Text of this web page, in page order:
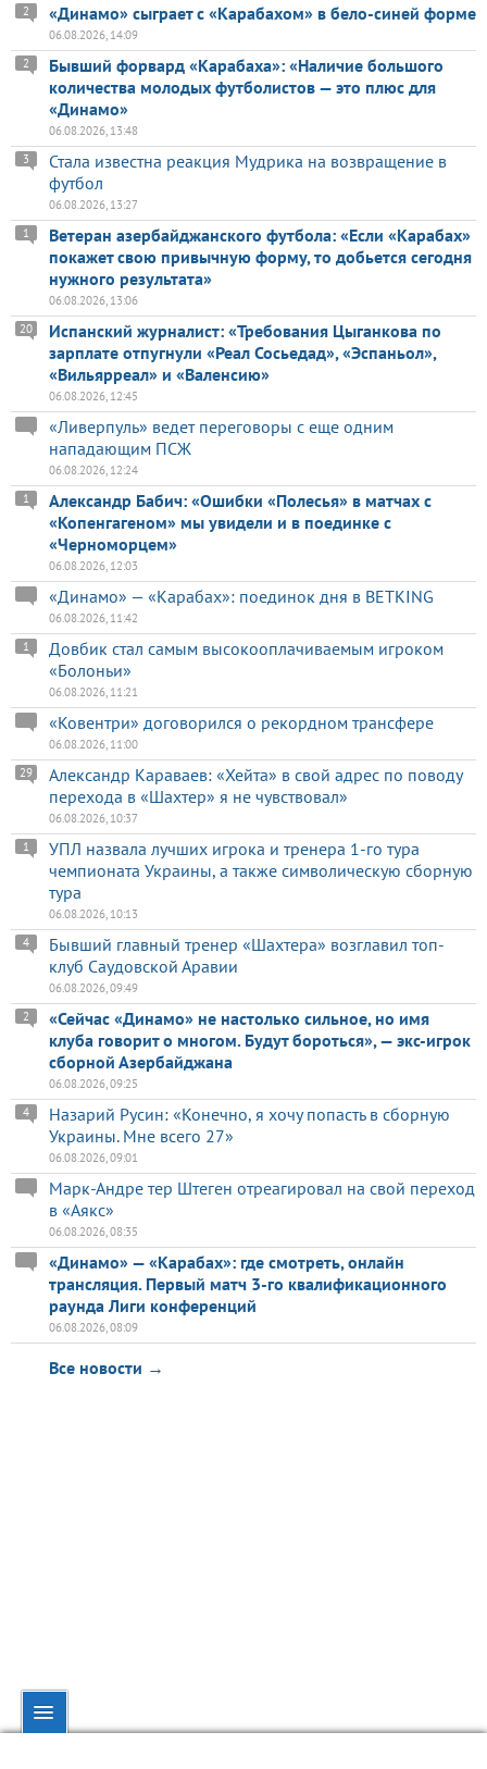
«Динамо» сыграет с «Карабахом» в бело-синей форме
2
06.08.2026, 14:09
Бывший форвард «Карабаха»: «Наличие большого
количества молодых футболистов — это плюс для
«Динамо»
2
06.08.2026, 13:48
Стала известна реакция Мудрика на возвращение в
футбол
3
06.08.2026, 13:27
Ветеран азербайджанского футбола: «Если «Карабах»
покажет свою привычную форму, то добьется сегодня
нужного результата»
1
06.08.2026, 13:06
Испанский журналист: «Требования Цыганкова по
зарплате отпугнули «Реал Сосьедад», «Эспаньол»,
«Вильярреал» и «Валенсию»
20
06.08.2026, 12:45
«Ливерпуль» ведет переговоры с еще одним
нападающим ПСЖ
06.08.2026, 12:24
Александр Бабич: «Ошибки «Полесья» в матчах с
«Копенгагеном» мы увидели и в поединке с
«Черноморцем»
1
06.08.2026, 12:03
«Динамо» — «Карабах»: поединок дня в BETKING
06.08.2026, 11:42
Довбик стал самым высокооплачиваемым игроком
«Болоньи»
1
06.08.2026, 11:21
«Ковентри» договорился о рекордном трансфере
06.08.2026, 11:00
Александр Караваев: «Хейта» в свой адрес по поводу
перехода в «Шахтер» я не чувствовал»
29
06.08.2026, 10:37
УПЛ назвала лучших игрока и тренера 1-го тура
чемпионата Украины, а также символическую сборную
тура
1
06.08.2026, 10:13
Бывший главный тренер «Шахтера» возглавил топ-
клуб Саудовской Аравии
4
06.08.2026, 09:49
«Сейчас «Динамо» не настолько сильное, но имя
клуба говорит о многом. Будут бороться», — экс-игрок
сборной Азербайджана
2
06.08.2026, 09:25
Назарий Русин: «Конечно, я хочу попасть в сборную
Украины. Мне всего 27»
4
06.08.2026, 09:01
Марк-Андре тер Штеген отреагировал на свой переход
в «Аякс»
06.08.2026, 08:35
«Динамо» — «Карабах»: где смотреть, онлайн
трансляция. Первый матч 3-го квалификационного
раунда Лиги конференций
06.08.2026, 08:09
Все новости →